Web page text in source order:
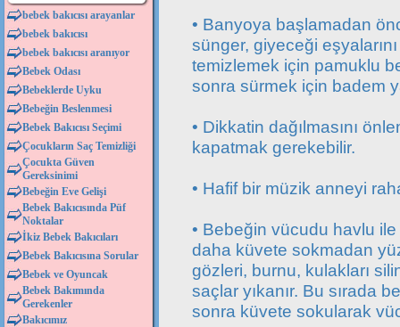
bebek bakıcısı arayanlar
bebek bakıcısı
bebek bakıcısı aranıyor
Bebek Odası
Bebeklerde Uyku
Bebeğin Beslenmesi
Bebek Bakıcısı Seçimi
Çocukların Saç Temizliği
Çocukta Güven
Gereksinimi
Bebeğin Eve Gelişi
Bebek Bakıcısında Püf
Noktalar
İkiz Bebek Bakıcıları
Bebek Bakıcısına Sorular
Bebek ve Oyuncak
Bebek Bakımında
Gerekenler
Bakıcımız
• Banyoya başlamadan
sünger, giyeceği
temizlemek için pamuklu
sonra sürmek için badem
• Dikkatin dağılmasını
kapatmak gerekebilir.
• Hafif bir müzik anneyi
• Bebeğin vücudu havlu
daha küvete sokmadan
gözleri, burnu, kulakları
saçlar yıkanır. Bu sırada
sonra küvete sokularak